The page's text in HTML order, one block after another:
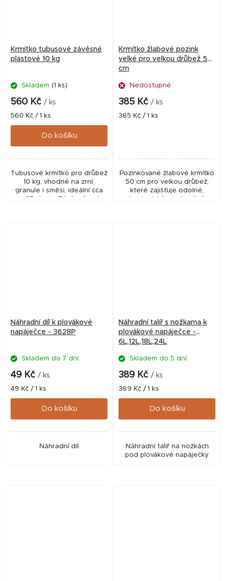
Krmítko tubusové závěsné
plastové 10 kg
Skladem (1 ks)
560 Kč / ks
Měrná
cena:
560 Kč / 1 ks
Do košíku
Tubusové krmítko pro drůbež
10 kg, vhodné na zrní,
granule i směsi, ideální cca
pro 35 slepic. Závěsné nebo
Krmítko žlabové pozink
velké pro velkou drůbež 50
cm
Nedostupné
385 Kč / ks
Měrná
385 Kč / 1 ks
Pozinkované žlabové krmítko
50 cm pro velkou drůbež,
které zajišťuje odolné,
hygienické a pohodlné
Náhradní díl k plovákové
napáječce - 3628P
Skladem do 7 dní.
49 Kč / ks
Měrná
cena:
49 Kč / 1 ks
Do košíku
Náhradní díl
Náhradní talíř s nožkama k
plovákové napáječce -
6L,12L,18L,24L
Skladem do 5 dní.
389 Kč / ks
Měrná
cena:
389 Kč / 1 ks
Do košíku
Náhradní talíř na nožkách
pod plovákové napáječky.